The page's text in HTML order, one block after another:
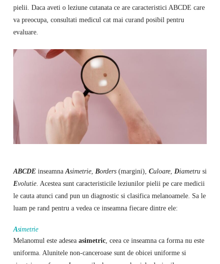
pielii. Daca aveti o leziune cutanata ce are caracteristici ABCDE care
va preocupa, consultati medicul cat mai curand posibil pentru
evaluare.
ABCDEinseamna Asimetrie, Borders(margini), Culoare, Diametrusi
Evolutie. Acestea sunt caracteristicile leziunilor pielii pe care medicii
le cauta atunci cand pun un diagnostic si clasifica melanoamele. Sa le
luam pe rand pentru a vedea ce inseamna fiecare dintre ele:
Asimetrie
Melanomul este adesea asimetric, ceea ce inseamna ca forma nu este
uniforma. Alunitele non-canceroase sunt de obicei uniforme si